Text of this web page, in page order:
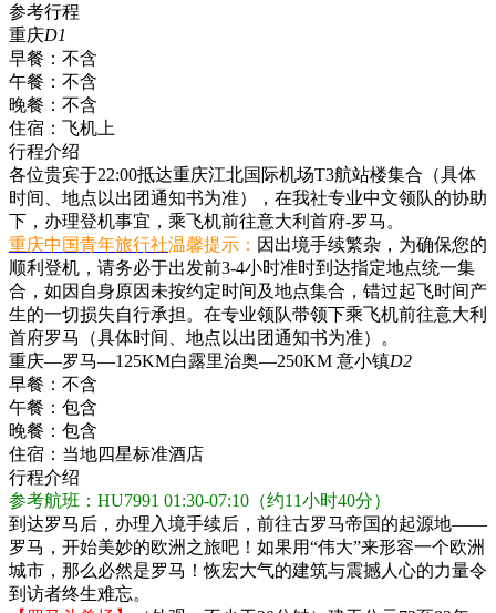
参考行程
重庆D1
早餐： 不含
午餐： 不含
晚餐： 不含
住宿： 飞机上
行程介绍
各位贵宾于22:00抵达重庆江北国际机场T3航站楼集合（具体
时间、地点以出团通知书为准），在我社专业中文领队的协助
下，办理登机事宜，乘飞机前往意大利首府-罗马。
重庆中国青年旅行社温馨提示： 因出境手续繁杂，为确保您的
顺利登机，请务必于出发前3-4小时准时到达指定地点统一集
合，如因自身原因未按约定时间及地点集合，错过起飞时间产
生的一切损失自行承担。在专业领队带领下乘飞机前往意大利
首府罗马（具体时间、地点以出团通知书为准）。
重庆—罗马—125KM白露里治奥—250KM 意小镇D2
早餐： 不含
午餐： 包含
晚餐： 包含
住宿： 当地四星标准酒店
行程介绍
参考航班：HU7991 01:30-07:10（约11小时40分）
到达罗马后，办理入境手续后，前往古罗马帝国的起源地——
罗马，开始美妙的欧洲之旅吧！如果用“伟大”来形容一个欧洲
城市，那么必然是罗马！恢宏大气的建筑与震撼人心的力量令
到访者终生难忘。